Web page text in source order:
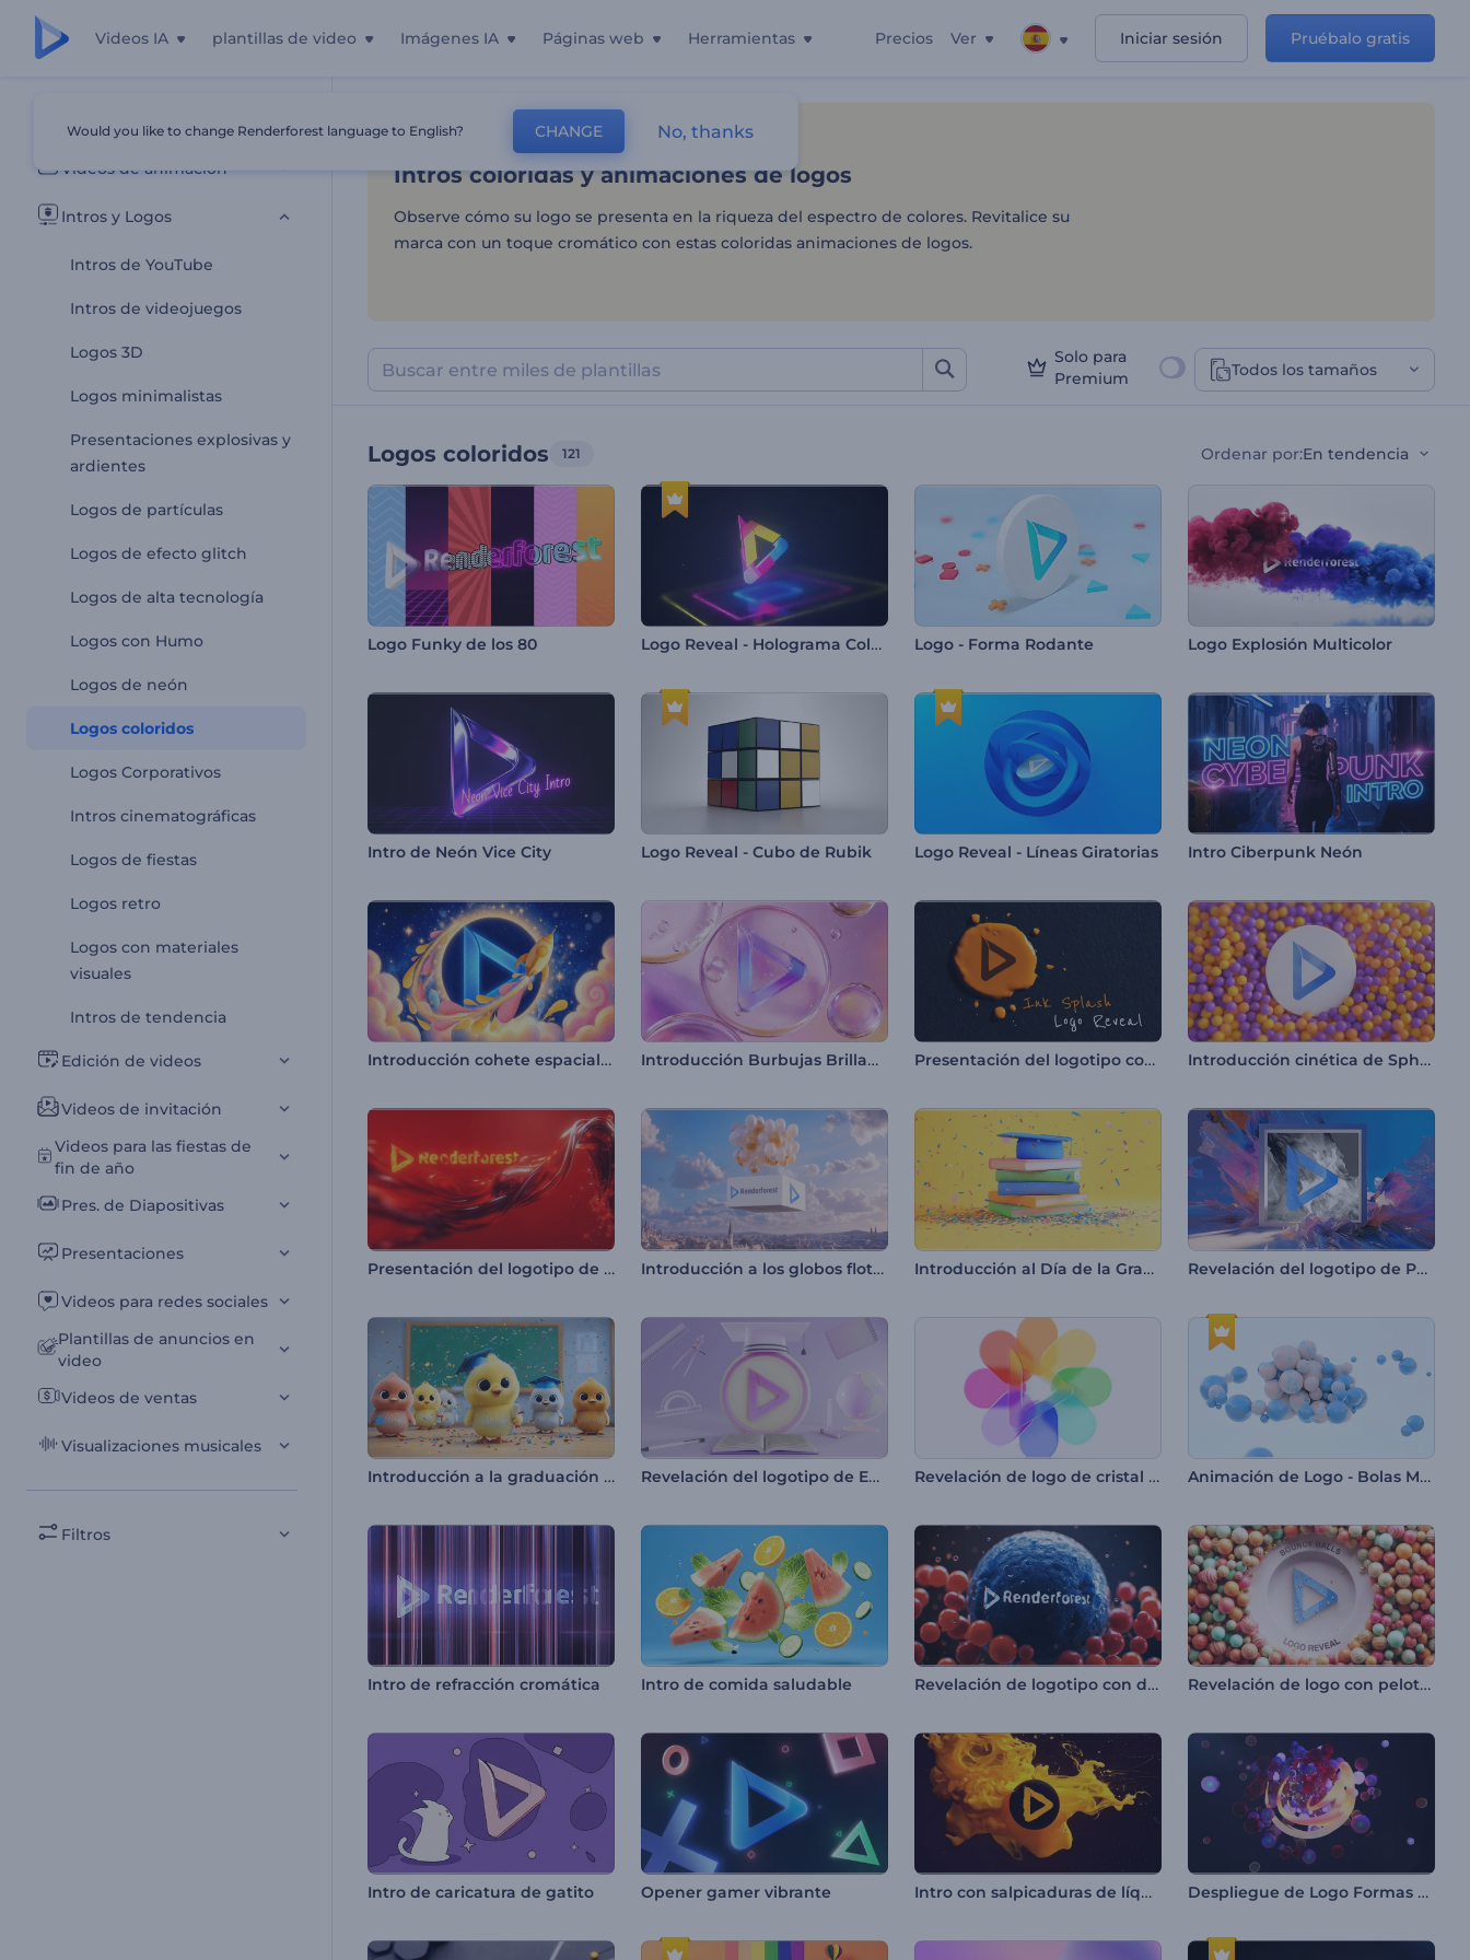
Videos IA plantillas de video Imágenes IA Páginas web Herramientas Precios Ver Iniciar sesión Pruébalo gratis
Todas las plantillas
Videos de animación
Intros y Logos
Intros de YouTube
Intros de videojuegos
Logos 3D
Logos minimalistas
Presentaciones explosivas y
ardientes
Logos de partículas
Logos de efecto glitch
Logos de alta tecnología
Logos con Humo
Logos de neón
Logos coloridos
Logos Corporativos
Intros cinematográficas
Logos de fiestas
Logos retro
Logos con materiales
visuales
Intros de tendencia
Edición de videos
Videos de invitación
Videos para las fiestas de
fin de año
Pres. de Diapositivas
Presentaciones
Videos para redes sociales
Plantillas de anuncios en
video
Videos de ventas
Visualizaciones musicales
Filtros
Intros coloridas y animaciones de logos
Inicio Plantillas Intros Y Logos Logos Coloridos
Intros coloridas y animaciones de logos
Observe cómo su logo se presenta en la riqueza del espectro de colores. Revitalice su
marca con un toque cromático con estas coloridas animaciones de logos.
Solo para
Premium
Todos los tamaños
Logos coloridos 121 Ordenar por:En tendencia
Logo Funky de los 80 Logo Reveal - Holograma Colorido Logo - Forma Rodante Logo Explosión Multicolor
Intro de Neón Vice City Logo Reveal - Cubo de Rubik Logo Reveal - Líneas Giratorias Intro Ciberpunk Neón
Introducción cohete espacial animado Introducción Burbujas Brillantes Presentación del logotipo con efecto de salpicadura de tinta Introducción cinética de Sphere Swarm
Presentación del logotipo de Liquid Fusion Introducción a los globos flotantes Introducción al Día de la Graduación Revelación del logotipo de Pastel Art
Introducción a la graduación de Chick Revelación del logotipo de Educación Revelación de logo de cristal líquido Animación de Logo - Bolas Magnéticas
Intro de refracción cromática Intro de comida saludable Revelación de logotipo con división celular Revelación de logo con pelotas en movimiento
Intro de caricatura de gatito Opener gamer vibrante Intro con salpicaduras de líquido colorido Despliegue de Logo Formas Radiantes
Would you like to change Renderforest language to English? CHANGE No, thanks